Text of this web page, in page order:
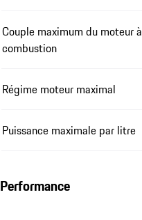
Couple maximum du moteur à
combustion
Régime moteur maximal
Puissance maximale par litre
Performance